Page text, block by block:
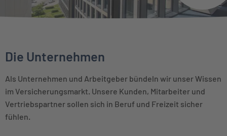
Die Unternehmen
Als Unternehmen und Arbeitgeber bündeln wir unser Wissen
im Versicherungsmarkt. Unsere Kunden, Mitarbeiter und
Vertriebspartner sollen sich in Beruf und Freizeit sicher
fühlen.